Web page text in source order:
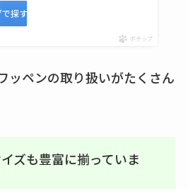
探す
ポチップ
ッペンの取り扱いがたくさん
ズも豊富に揃っていま